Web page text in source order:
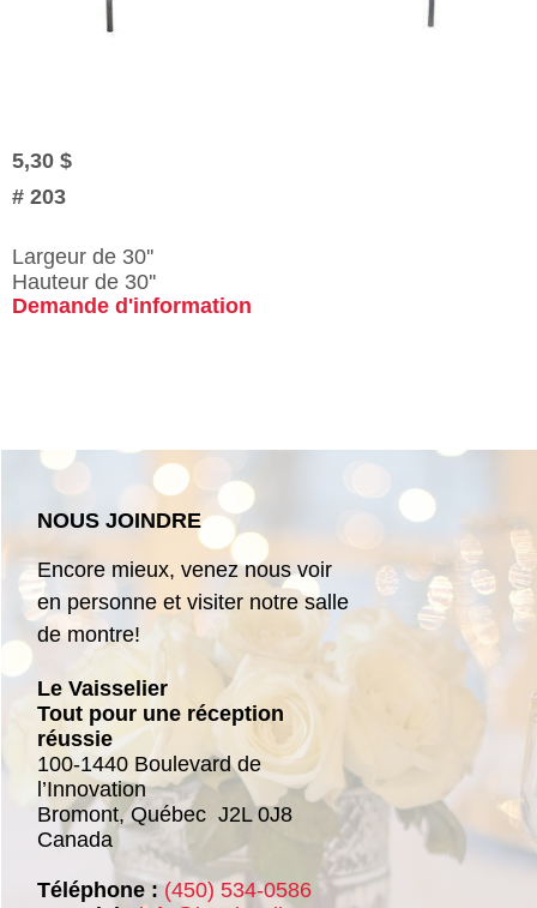
5,30 $
# 203
Largeur de 30''
Hauteur de 30''
Demande d'information
NOUS JOINDRE
Encore mieux, venez nous voir
en personne et visiter notre salle
de montre!
Le Vaisselier
Tout pour une réception
réussie
100-1440 Boulevard de
l’Innovation
Bromont,Québec J2L 0J8
Canada
Téléphone : (450) 534-0586